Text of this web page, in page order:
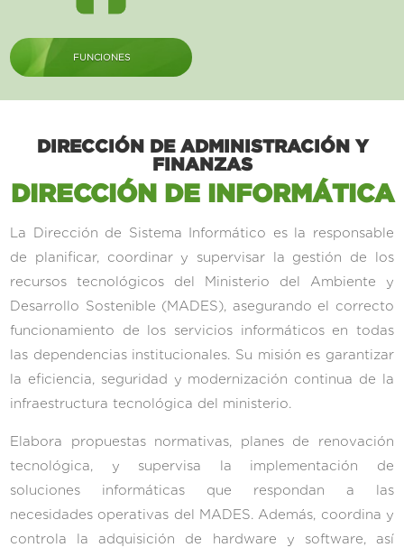
FUNCIONES
DIRECCIÓN DE ADMINISTRACIÓN Y
FINANZAS
DIRECCIÓN DE INFORMÁTICA
La Dirección de Sistema Informático es la responsable
de planificar, coordinar y supervisar la gestión de los
recursos tecnológicos del Ministerio del Ambiente y
Desarrollo Sostenible (MADES), asegurando el correcto
funcionamiento de los servicios informáticos en todas
las dependencias institucionales. Su misión es garantizar
la eficiencia, seguridad y modernización continua de la
infraestructura tecnológica del ministerio.
Elabora propuestas normativas, planes de renovación
tecnológica, y supervisa la implementación de
soluciones informáticas que respondan a las
necesidades operativas del MADES. Además, coordina y
controla la adquisición de hardware y software, así